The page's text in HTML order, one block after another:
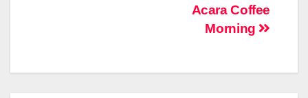
Acara Coffee
Morning